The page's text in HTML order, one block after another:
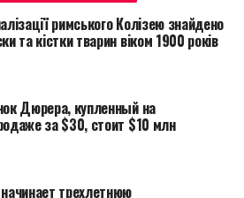
в кожаном альбоме
сэром Эдвином Ландсиру. В
подарен королеве Виктории,
римського Колізею знайдено
та кістки тварин віком 1900 років
Дюрера, купленный на
за $30, стоит $10 млн
трехлетнюю